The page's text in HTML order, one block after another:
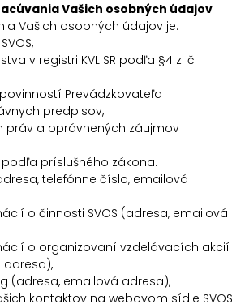
Vašich osobných údajov
Vašich osobných údajov je:
v registri KVL SR podľa §4 z. č.
Prevádzkovateľa
predpisov,
práv a oprávnených záujmov
príslušného zákona.
telefónne číslo, emailová
o činnosti SVOS (adresa, emailová
o organizovaní vzdelávacích akcií
adresa),
(adresa, emailová adresa),
kontaktov na webovom sídle SVOS